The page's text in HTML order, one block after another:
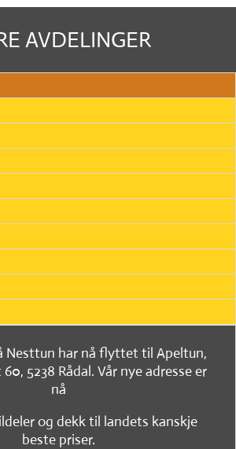
AVDELINGER
Nesttun har nå flyttet til Apeltun,
5238 Rådal. Vår nye adresse er
nå
og dekk til landets kanskje
beste priser.